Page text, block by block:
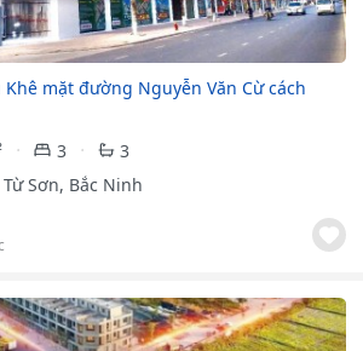
Khê mặt đường Nguyễn Văn Cừ cách
3
3
Sơn, Bắc Ninh